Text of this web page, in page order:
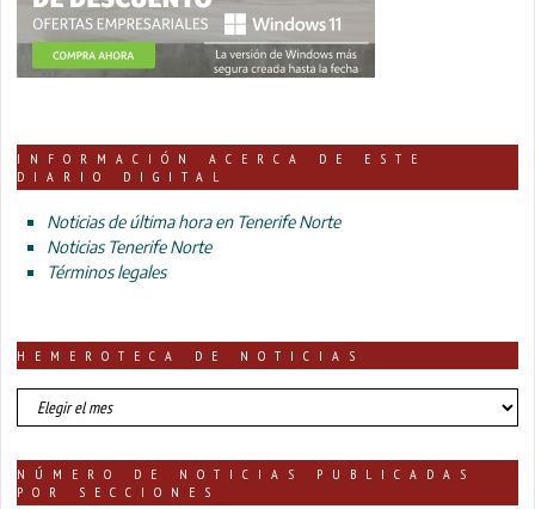
INFORMACIÓN ACERCA DE ESTE
DIARIO DIGITAL
Noticias de última hora en Tenerife Norte
Noticias Tenerife Norte
Términos legales
HEMEROTECA DE NOTICIAS
HEMEROTECA
DE
NÚMERO DE NOTICIAS PUBLICADAS
POR SECCIONES